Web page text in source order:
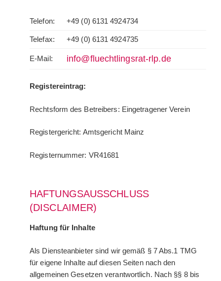
Telefon: +49 (0) 6131 4924734
Telefax: +49 (0) 6131 4924735
E-Mail: info@fluechtlingsrat-rlp.de
Registereintrag:
Rechtsform des Betreibers: Eingetragener Verein
Registergericht: Amtsgericht Mainz
Registernummer: VR41681
HAFTUNGSAUSSCHLUSS
(DISCLAIMER)
Haftung für Inhalte
Als Diensteanbieter sind wir gemäß § 7 Abs.1 TMG
für eigene Inhalte auf diesen Seiten nach den
allgemeinen Gesetzen verantwortlich. Nach §§ 8 bis